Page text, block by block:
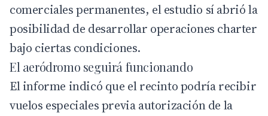
comerciales permanentes, el estudio sí abrió la
posibilidad de desarrollar operaciones charter
bajo ciertas condiciones.
El aeródromo seguirá funcionando
El informe indicó que el recinto podría recibir
vuelos especiales previa autorización de la